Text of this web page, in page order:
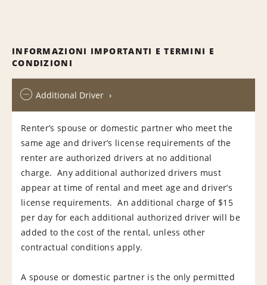
INFORMAZIONI IMPORTANTI E TERMINI E
CONDIZIONI
Additional Driver
Renter’s spouse or domestic partner who meet the
same age and driver’s license requirements of the
renter are authorized drivers at no additional
charge. Any additional authorized drivers must
appear at time of rental and meet age and driver’s
license requirements. An additional charge of $15
per day for each additional authorized driver will be
added to the cost of the rental, unless other
contractual conditions apply.
A spouse or domestic partner is the only permitted